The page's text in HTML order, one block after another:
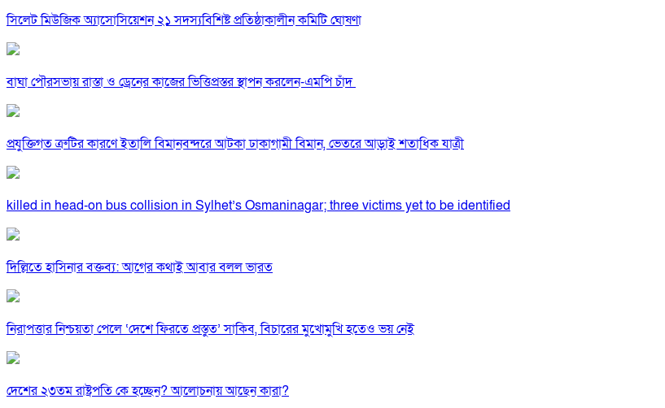
সিলেট মিউজিক অ্যাসোসিয়েশন ২১ সদস্যবিশিষ্ট প্রতিষ্ঠাকালীন কমিটি ঘোষণা
বাঘা পৌরসভায় রাস্তা ও ড্রেনের কাজের ভিত্তিপ্রস্তর স্থাপন করলেন-এমপি চাঁদ
প্রযুক্তিগত ত্রুটির কারণে ইতালি বিমানবন্দরে আটকা ঢাকাগামী বিমান, ভেতরে আড়াই শতাধিক যাত্রী
killed in head-on bus collision in Sylhet’s Osmaninagar; three victims yet to be identified
দিল্লিতে হাসিনার বক্তব্য: আগের কথাই আবার বলল ভারত
নিরাপত্তার নিশ্চয়তা পেলে ‘দেশে ফিরতে প্রস্তুত’ সাকিব, বিচারের মুখোমুখি হতেও ভয় নেই
দেশের ২৩তম রাষ্ট্রপতি কে হচ্ছেন? আলোচনায় আছেন কারা?